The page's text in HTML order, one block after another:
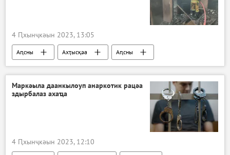
4 Ԥхынҷкәын 2023, 13:05
Аԥсны Ахҭысқәа
Аԥсны
Очамчыра араион
Маркәыла даанкылоуп анаркотик рацәа
здырбалаз ахаҵа
4 Ԥхынҷкәын 2023, 12:10